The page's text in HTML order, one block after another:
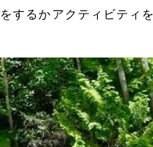
するかアクティビティ